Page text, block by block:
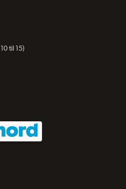
til 15)